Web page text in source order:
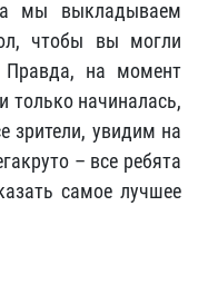
мы выкладываем
чтобы вы могли
Правда, на момент
только начиналась,
зрители, увидим на
– все ребята
самое лучшее